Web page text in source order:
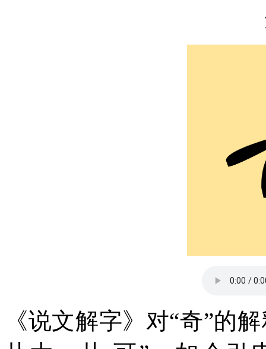
《说文解字》对“奇”的